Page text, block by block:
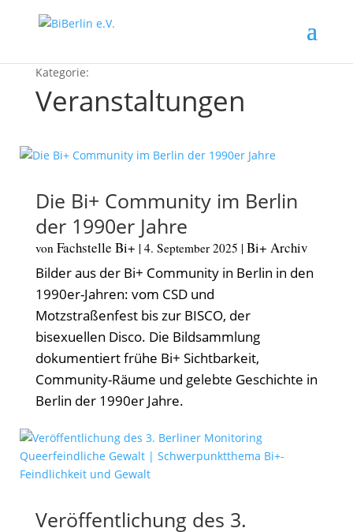
Veranstaltungen
Die Bi+ Community im Berlin
der 1990er Jahre
von Fachstelle Bi+ | 4. September 2025 | Bi+ Archiv
Bilder aus der Bi+ Community in Berlin in den
1990er-Jahren: vom CSD und
Motzstraßenfest bis zur BISCO, der
bisexuellen Disco. Die Bildsammlung
dokumentiert frühe Bi+ Sichtbarkeit,
Community-Räume und gelebte Geschichte in
Berlin der 1990er Jahre.
Veröffentlichung des 3.